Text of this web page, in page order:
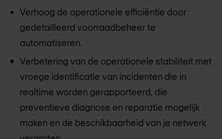
Verhoog de operationele efficiëntie door
gedetailleerd voorraadbeheer te
automatiseren.
Verbetering van de operationele stabiliteit met
vroege identificatie van incidenten die in
realtime worden gerapporteerd, die
preventieve diagnose en reparatie mogelijk
maken en de beschikbaarheid van je netwerk